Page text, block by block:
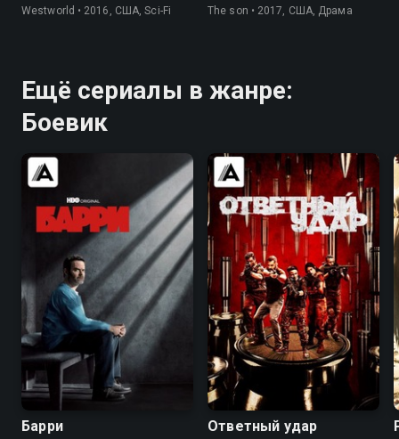
Westworld • 2016, США, Sci-Fi The son • 2017, США, Драма
Ещё сериалы в жанре:
Боевик
7.6 8.3
Барри
7.5
Ответный удар